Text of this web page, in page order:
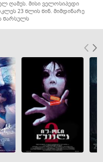
ღამეს. მისი ველოსიპედი
23 წლის წინ. მიმდინარე
წარსულს